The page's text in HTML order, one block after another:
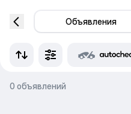
Объявления
0 объявлений